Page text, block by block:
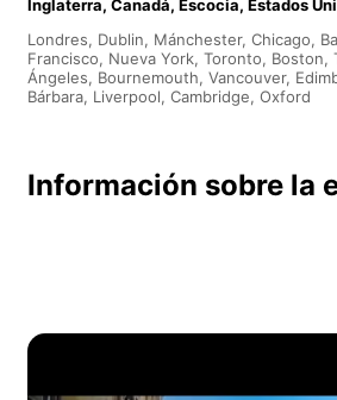
Inglaterra, Canadá, Escocia, Estados
Londres, Dublin, Mánchester, Chicago,
Francisco, Nueva York, Toronto, Boston,
Ángeles, Bournemouth, Vancouver,
Bárbara, Liverpool, Cambridge, Oxford
Información sobre la